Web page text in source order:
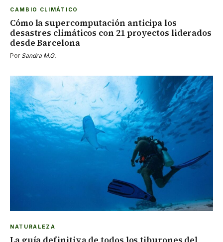
CAMBIO CLIMÁTICO
Cómo la supercomputación anticipa los
desastres climáticos con 21 proyectos liderados
desde Barcelona
Por Sandra M.G.
NATURALEZA